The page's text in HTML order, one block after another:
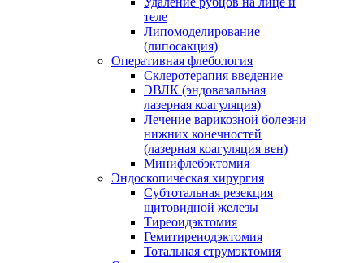
теле
Липомоделирование
(липосакция)
Оперативная флебология
Склеротерапия введение
ЭВЛК (эндовазальная
лазерная коагуляция)
Лечение варикозной болезни
нижних конечностей
(лазерная коагуляция вен)
Минифлебэктомия
Эндоскопическая хирургия
Субтотальная резекция
щитовидной железы
Тиреоидэктомия
Гемитиреиодэктомия
Тотальная струмэктомия